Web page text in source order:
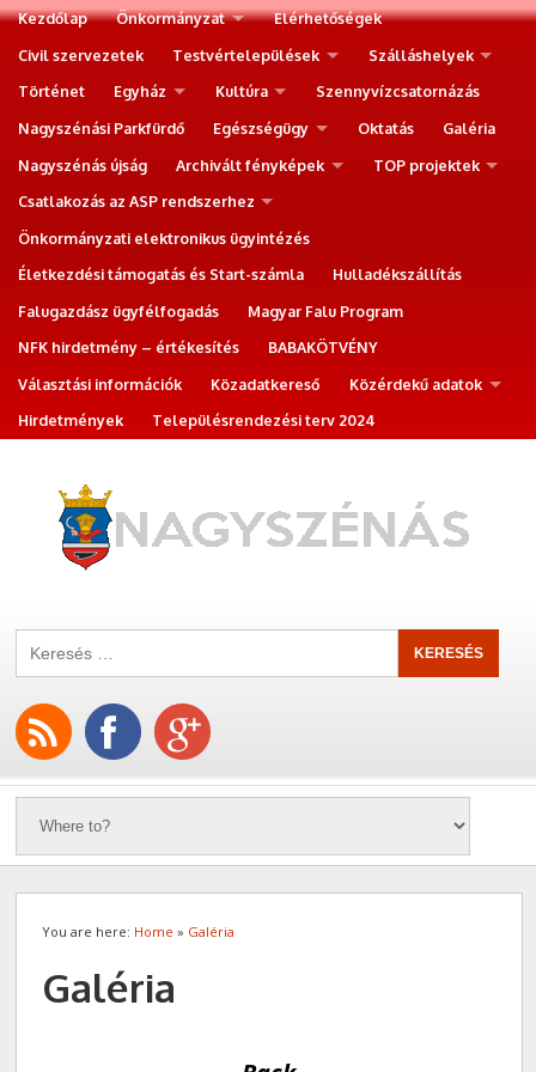
Kezdőlap Önkormányzat
Elérhetőségek
Civil szervezetek
Testvértelepülések
Szálláshelyek
Történet
Egyház Kultúra
Szennyvízcsatornázás
Nagyszénási Parkfürdő
Egészségügy Oktatás
Galéria
Nagyszénás újság
Archivált fényképek
TOP projektek
Csatlakozás az ASP rendszerhez
Önkormányzati elektronikus ügyintézés
Életkezdési támogatás és Start-számla
Hulladékszállítás
Falugazdász ügyfélfogadás
Magyar Falu Program
NFK hirdetmény – értékesítés
BABAKÖTVÉNY
Választási információk
Közadatkereső
Közérdekű adatok
Hirdetmények
Településrendezési terv 2024
You are here: Home » Galéria
Galéria